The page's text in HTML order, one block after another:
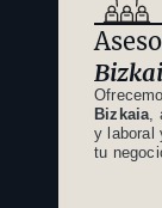
Bizkaia
y laboral
tu